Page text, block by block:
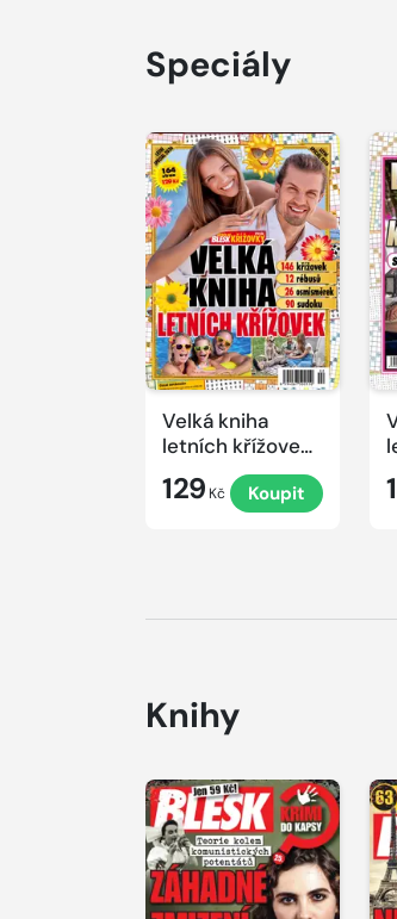
Speciály
Velká kniha
letních křížovek
129 Kč Koupit
Knihy